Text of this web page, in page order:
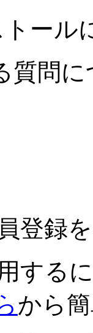
トール
に
登録
する
から